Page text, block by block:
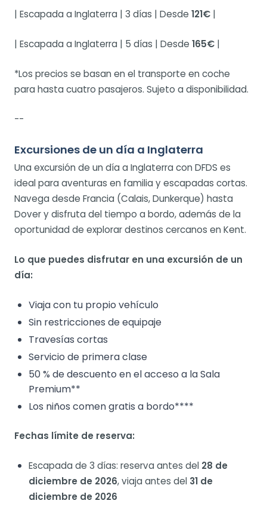
| Escapada a Inglaterra | 3 días | Desde 121€ |
| Escapada a Inglaterra | 5 días | Desde 165€ |
*Los precios se basan en el transporte en coche
para hasta cuatro pasajeros. Sujeto a disponibilidad.
--
Excursiones de un día a Inglaterra
Una excursión de un día a Inglaterra con DFDS es
ideal para aventuras en familia y escapadas cortas.
Navega desde Francia (Calais, Dunkerque) hasta
Dover y disfruta del tiempo a bordo, además de la
oportunidad de explorar destinos cercanos en Kent.
Lo que puedes disfrutar en una excursión de un
día:
Viaja con tu propio vehículo
Sin restricciones de equipaje
Travesías cortas
Servicio de primera clase
50 % de descuento en el acceso a la Sala
Premium**
Los niños comen gratis a bordo****
Fechas límite de reserva:
Escapada de 3 días: reserva antes del 28 de
diciembre de 2026, viaja antes del 31 de
diciembre de 2026